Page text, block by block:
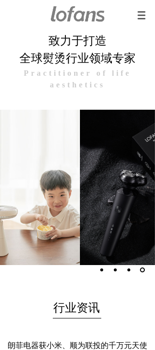
致力于打造
全球熨烫行业领域专家
Pr actitioner of life
aesthetics
行业资讯
朗菲电器获小米、顺为联投的千万元天使